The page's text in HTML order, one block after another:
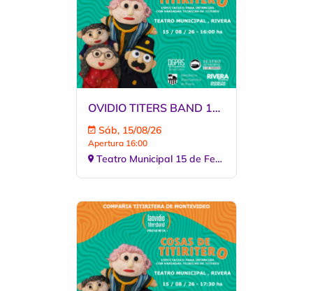
OVIDIO TITERS BAND 15.08 FUNCION 16:00
Sáb, 15/08/26
Apertura 16:00
Teatro Municipal 15 de Febrero